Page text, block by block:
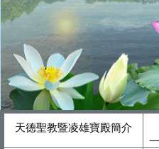
天德聖教暨凌雄寶殿簡介